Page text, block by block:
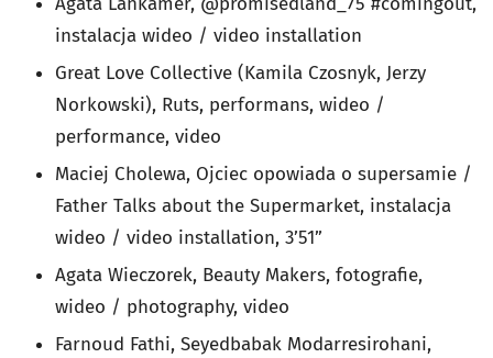
instalacja wideo / video installation
Great Love Collective (Kamila Czosnyk, Jerzy
Norkowski), Ruts, performans, wideo /
performance, video
Maciej Cholewa, Ojciec opowiada o supersamie /
Father Talks about the Supermarket, instalacja
wideo / video installation, 3’51”
Agata Wieczorek, Beauty Makers, fotografie,
wideo / photography, video
Farnoud Fathi, Seyedbabak Modarresirohani,